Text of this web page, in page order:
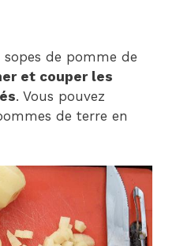
de pomme de
et couper les
. Vous pouvez
de terre en